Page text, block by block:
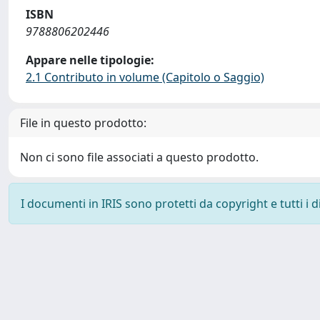
ISBN
9788806202446
Appare nelle tipologie:
2.1 Contributo in volume (Capitolo o Saggio)
File in questo prodotto:
Non ci sono file associati a questo prodotto.
I documenti in IRIS sono protetti da copyright e tutti i